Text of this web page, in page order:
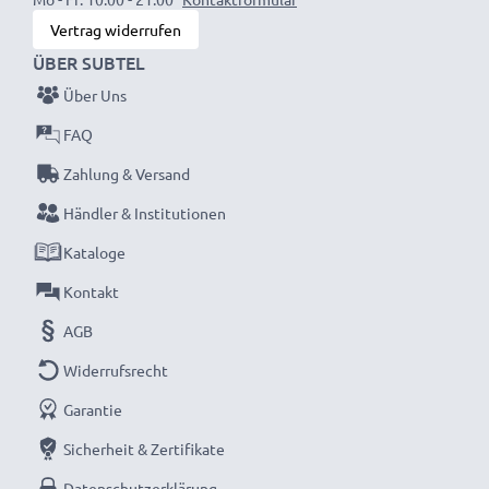
Vertrag widerrufen
ÜBER SUBTEL
Über Uns
FAQ
Zahlung & Versand
Händler & Institutionen
Kataloge
Kontakt
AGB
Widerrufsrecht
Garantie
Sicherheit & Zertifikate